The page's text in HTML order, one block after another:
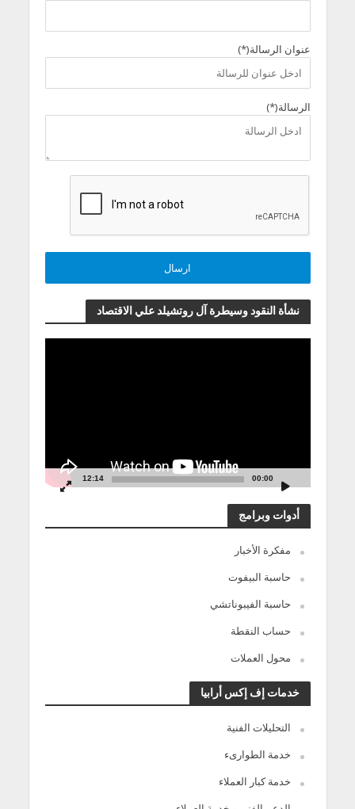
عنوان الرسالة(*)
الرسالة(*)
نشأة النقود وسيطرة آل روتشيلد علي الاقتصاد
00:00
12:14
أدوات وبرامج
مفكرة الأخبار
حاسبة البيفوت
حاسبة الفيبوناتشي
حساب النقطة
محول العملات
خدمات إف إكس أرابيا
التحليلات الفنية
خدمة الطوارىء
خدمة كبار العملاء